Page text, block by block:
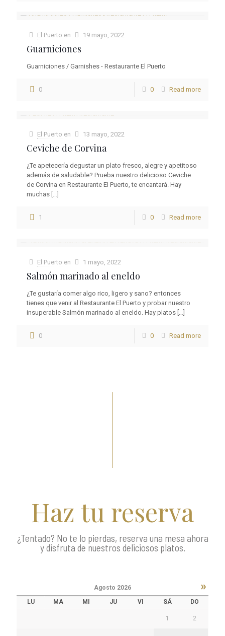
El Puerto en 19 mayo, 2022
Guarniciones
Guarniciones / Garnishes - Restaurante El Puerto
0 0 Read more
El Puerto en 13 mayo, 2022
Ceviche de Corvina
¿Te apetecería degustar un plato fresco, alegre y apetitoso
además de saludable? Prueba nuestro delicioso Ceviche
de Corvina en Restaurante El Puerto, te encantará. Hay
muchas […]
1 0 Read more
El Puerto en 1 mayo, 2022
Salmón marinado al eneldo
¿Te gustaría comer algo rico, ligero y sano? entonces
tienes que venir al Restaurante El Puerto y probar nuestro
insuperable Salmón marinado al eneldo. Hay platos […]
0 0 Read more
Haz tu reserva
¿Tentado? No te lo pierdas, reserva una mesa ahora
y disfruta de nuestros deliciosos platos.
»
Agosto 2026
LU
MA MI JU VI SÁ DO
1 2